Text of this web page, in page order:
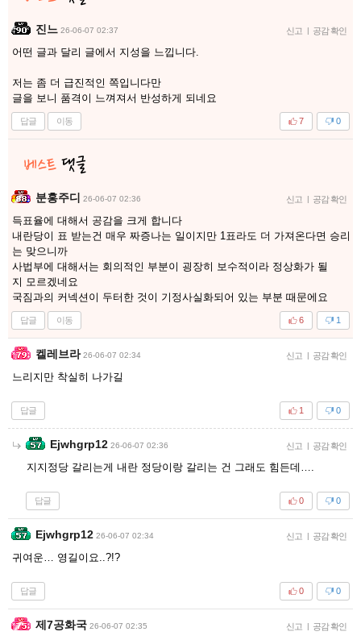
진느 26-06-07 02:37 신고 | 공감 확인
어떤 글과 달리 글에서 지성을 느낍니다.
저는 좀 더 급진적인 쪽입니다만
글을 보니 품격이 느껴져서 반성하게 되네요
답글 이동 0
7
분홍주디 26-06-07 02:36 신고 | 공감 확인
득표율에 대해서 공감을 크게 합니다
내란당이 표 받는건 매우 짜증나는 일이지만 1표라도 더 가져온다면 승리
는 맞으니까
사법부에 대해서는 회의적인 부분이 굉장히 보수적이라 정상화가 될
지 모르겠네요
국짐과의 커넥션이 두터한 것이 기정사실화되어 있는 부분 때문에요
답글 이동 1
6
켈레브라 26-06-07 02:34 신고 | 공감 확인
느리지만 착실히 나가길
답글 0
1
Ejwhgrp12 26-06-07 02:36 신고 | 공감 확인
지지정당 갈리는게 내란 정당이랑 갈리는 건 그래도 힘든데….
답글 0
0
Ejwhgrp12 26-06-07 02:34 신고 | 공감 확인
귀여운… 영길이요..?!?
답글 0
0
제7공화국 26-06-07 02:35 신고 | 공감 확인